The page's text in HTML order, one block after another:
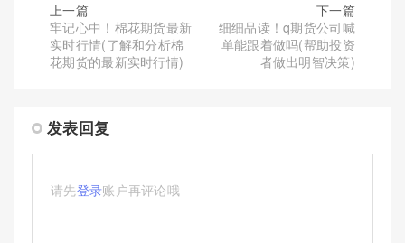
上一篇
牢记心中！棉花期货最新
实时行情(了解和分析棉
花期货的最新实时行情)
下一篇
细细品读！q期货公司喊
单能跟着做吗(帮助投资
者做出明智决策)
发表回复
请先登录账户再评论哦